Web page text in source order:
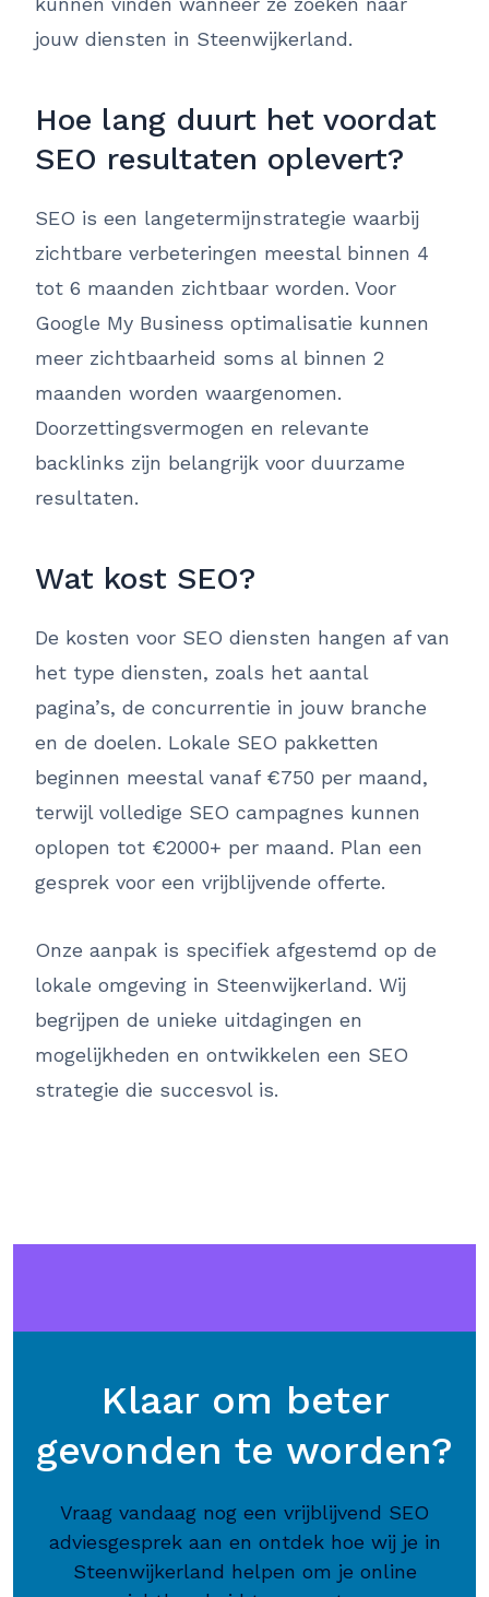
jouw diensten in Steenwijkerland.
Hoe lang duurt het voordat
SEO resultaten oplevert?
SEO is een langetermijnstrategie waarbij
zichtbare verbeteringen meestal binnen 4
tot 6 maanden zichtbaar worden. Voor
Google My Business optimalisatie kunnen
meer zichtbaarheid soms al binnen 2
maanden worden waargenomen.
Doorzettingsvermogen en relevante
backlinks zijn belangrijk voor duurzame
resultaten.
Wat kost SEO?
De kosten voor SEO diensten hangen af van
het type diensten, zoals het aantal
pagina’s, de concurrentie in jouw branche
en de doelen. Lokale SEO pakketten
beginnen meestal vanaf €750 per maand,
terwijl volledige SEO campagnes kunnen
oplopen tot €2000+ per maand. Plan een
gesprek voor een vrijblijvende offerte.
Onze aanpak is specifiek afgestemd op de
lokale omgeving in Steenwijkerland. Wij
begrijpen de unieke uitdagingen en
mogelijkheden en ontwikkelen een SEO
strategie die succesvol is.
Klaar om beter
gevonden te worden?
Vraag vandaag nog een vrijblijvend SEO
adviesgesprek aan en ontdek hoe wij je in
Steenwijkerland helpen om je online